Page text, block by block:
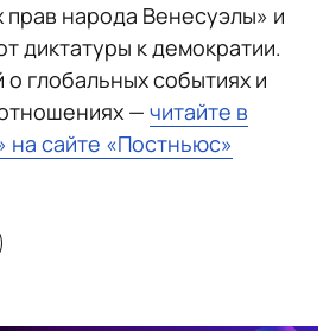
прав народа Венесуэлы» и
диктатуры к демократии.
глобальных событиях и
— читайте в
на сайте «Постньюс»